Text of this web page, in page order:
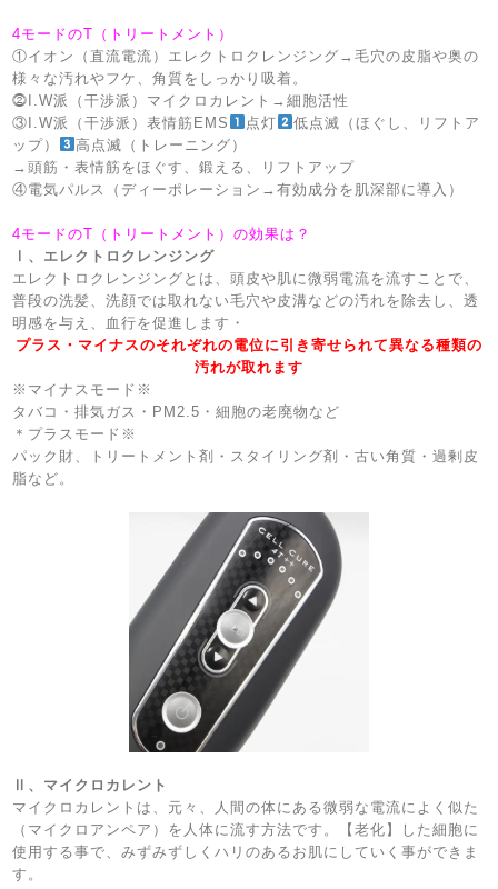
4モードのT（トリートメント）
①イオン（直流電流）エレクトロクレンジング→毛穴の皮脂や奥の
様々な汚れやフケ、角質をしっかり吸着。
⓶I.W派（干渉派）マイクロカレント→細胞活性
③I.W派（干渉派）表情筋EMS
点灯
低点滅（ほぐし、リフトア
ップ）
高点滅（トレーニング）
→頭筋・表情筋をほぐす、鍛える、リフトアップ
④電気パルス（ディーポレーション→有効成分を肌深部に導入）
4モードのT（トリートメント）の効果は？
Ⅰ、エレクトロクレンジング
エレクトロクレンジングとは、頭皮や肌に微弱電流を流すことで、
普段の洗髪、洗顔では取れない毛穴や皮溝などの汚れを除去し、透
明感を与え、血行を促進します・
プラス・マイナスのそれぞれの電位に引き寄せられて異なる種類の
汚れが取れます
※マイナスモード※
タバコ・排気ガス・PM2.5・細胞の老廃物など
＊プラスモード※
パック財、トリートメント剤・スタイリング剤・古い角質・過剰皮
脂など。
Ⅱ、マイクロカレント
マイクロカレントは、元々、人間の体にある微弱な電流によく似た
（マイクロアンペア）を人体に流す方法です。【老化】した細胞に
使用する事で、みずみずしくハリのあるお肌にしていく事ができま
す。